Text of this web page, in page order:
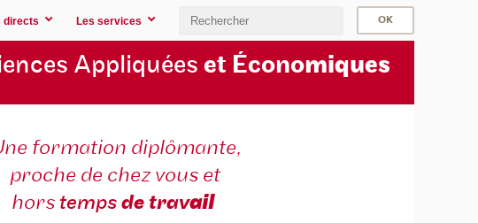
directs Les services
Appliquées et Économiques
formation diplômante,
proche de chez vous et
hors tempsde travail